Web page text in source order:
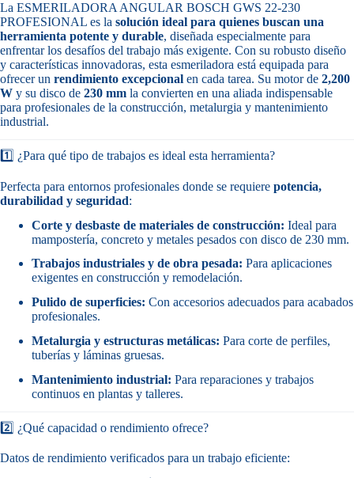
La ESMERILADORA ANGULAR BOSCH GWS 22-230
PROFESIONAL es la solución ideal para quienes buscan una
herramienta potente y durable, diseñada especialmente para
enfrentar los desafíos del trabajo más exigente. Con su robusto diseño
y características innovadoras, esta esmeriladora está equipada para
ofrecer un rendimiento excepcional en cada tarea. Su motor de 2,200
W y su disco de 230 mm la convierten en una aliada indispensable
para profesionales de la construcción, metalurgia y mantenimiento
industrial.
1️⃣ ¿Para qué tipo de trabajos es ideal esta herramienta?
Perfecta para entornos profesionales donde se requiere potencia,
durabilidad y seguridad:
Corte y desbaste de materiales de construcción: Ideal para
mampostería, concreto y metales pesados con disco de 230 mm.
Trabajos industriales y de obra pesada: Para aplicaciones
exigentes en construcción y remodelación.
Pulido de superficies: Con accesorios adecuados para acabados
profesionales.
Metalurgia y estructuras metálicas: Para corte de perfiles,
tuberías y láminas gruesas.
Mantenimiento industrial: Para reparaciones y trabajos
continuos en plantas y talleres.
2️⃣ ¿Qué capacidad o rendimiento ofrece?
Datos de rendimiento verificados para un trabajo eficiente: